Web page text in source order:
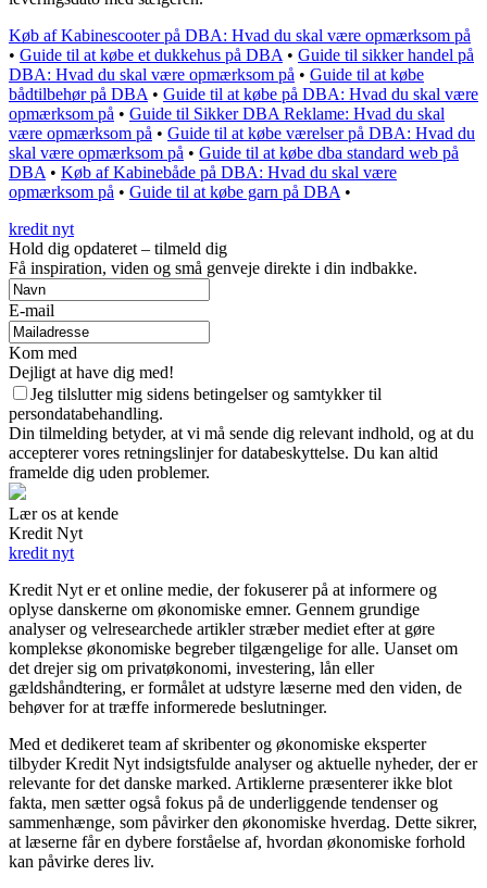
Køb af Kabinescooter på DBA: Hvad du skal være opmærksom på
• Guide til at købe et dukkehus på DBA • Guide til sikker handel på
DBA: Hvad du skal være opmærksom på • Guide til at købe
bådtilbehør på DBA • Guide til at købe på DBA: Hvad du skal være
opmærksom på • Guide til Sikker DBA Reklame: Hvad du skal
være opmærksom på • Guide til at købe værelser på DBA: Hvad du
skal være opmærksom på • Guide til at købe dba standard web på
DBA • Køb af Kabinebåde på DBA: Hvad du skal være
opmærksom på • Guide til at købe garn på DBA •
kredit nyt
Hold dig opdateret – tilmeld dig
Få inspiration, viden og små genveje direkte i din indbakke.
E-mail
Kom med
Dejligt at have dig med!
Jeg tilslutter mig sidens betingelser og samtykker til
persondatabehandling.
Din tilmelding betyder, at vi må sende dig relevant indhold, og at du
accepterer vores retningslinjer for databeskyttelse. Du kan altid
framelde dig uden problemer.
Lær os at kende
Kredit Nyt
kredit nyt
Kredit Nyt er et online medie, der fokuserer på at informere og
oplyse danskerne om økonomiske emner. Gennem grundige
analyser og velresearchede artikler stræber mediet efter at gøre
komplekse økonomiske begreber tilgængelige for alle. Uanset om
det drejer sig om privatøkonomi, investering, lån eller
gældshåndtering, er formålet at udstyre læserne med den viden, de
behøver for at træffe informerede beslutninger.
Med et dedikeret team af skribenter og økonomiske eksperter
tilbyder Kredit Nyt indsigtsfulde analyser og aktuelle nyheder, der er
relevante for det danske marked. Artiklerne præsenterer ikke blot
fakta, men sætter også fokus på de underliggende tendenser og
sammenhænge, som påvirker den økonomiske hverdag. Dette sikrer,
at læserne får en dybere forståelse af, hvordan økonomiske forhold
kan påvirke deres liv.